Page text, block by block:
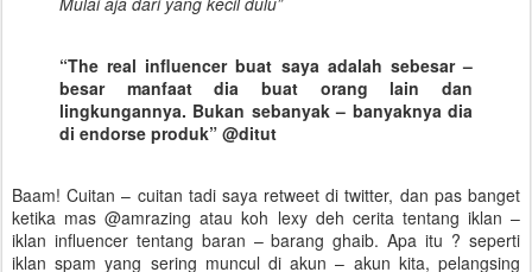
“The real influencer buat saya adalah sebesar –
besar manfaat dia buat orang lain dan
lingkungannya. Bukan sebanyak – banyaknya dia
di endorse produk” @ditut
Baam! Cuitan – cuitan tadi saya retweet di twitter, dan pas banget
ketika mas @amrazing atau koh lexy deh cerita tentang iklan –
iklan influencer tentang baran – barang ghaib. Apa itu ? seperti
iklan spam yang sering muncul di akun – akun kita, pelangsing